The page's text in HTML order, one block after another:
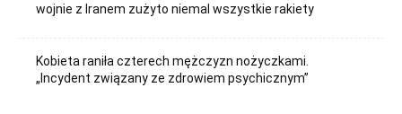
wojnie z Iranem zużyto niemal wszystkie rakiety
Kobieta raniła czterech mężczyzn nożyczkami.
„Incydent związany ze zdrowiem psychicznym”